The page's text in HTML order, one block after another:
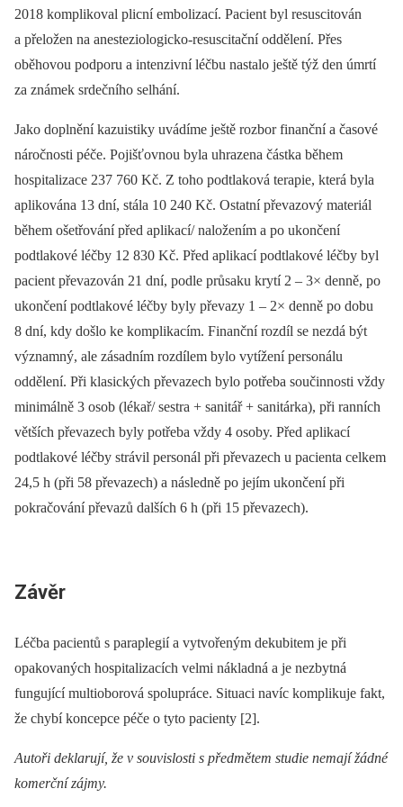
2018 komplikoval plicní embolizací. Pa­cient byl resuscitován
a přeložen na anesteziologicko-resuscitační oddělení. Přes
oběhovou podporu a intenzivní léčbu nastalo ještě týž den úmrtí
za známek srdečního selhání.
Jako doplnění kazuistiky uvádíme ještě rozbor finanční a časové
náročnosti péče. Pojišťovnou byla uhrazena částka během
hospitalizace 237 760 Kč. Z toho podtlaková terapie, která byla
aplikována 13 dní, stála 10 240 Kč. Ostatní převazový materiál
během ošetřování před aplikací/ naložením a po ukončení
podtlakové léčby 12 830 Kč. Před aplikací podtlakové léčby byl
pa­cient převazován 21 dní, podle průsaku krytí 2 –⁠ 3× den­ně, po
ukončení podtlakové léčby byly převazy 1 –⁠ 2× den­ně po dobu
8 dní, kdy došlo ke komplikacím. Finanční rozdíl se nezdá být
významný, ale zásadním rozdílem bylo vytížení personálu
oddělení. Při klasických převazech bylo potřeba součin­nosti vždy
minimálně 3 osob (lékař/ sestra + sanitář + sanitárka), při ran­ních
větších převazech byly potřeba vždy 4 osoby. Před aplikací
podtlakové léčby strávil personál při převazech u pa­cienta celkem
24,5 h (při 58 převazech) a následně po jejím ukončení při
pokračování převazů dalších 6 h (při 15 převazech).
Závěr
Léčba pa­cientů s paraplegií a vytvořeným dekubitem je při
opakovaných hospitalizacích velmi nákladná a je nezbytná
fungující multioborová spolupráce. Situaci navíc komplikuje fakt,
že chybí koncepce péče o tyto pa­cienty [2].
Autoři deklarují, že v souvislosti s předmětem studie nemají žádné
komerční zájmy.